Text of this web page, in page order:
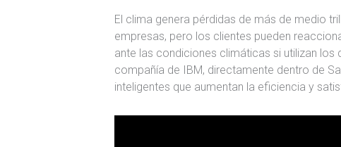
El clima genera pérdidas de más de medio
empresas, pero los clientes pueden
ante las condiciones climáticas si utilizan los
compañía de IBM, directamente dentro de
inteligentes que aumentan la eficiencia y